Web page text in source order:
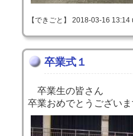
【できごと】 2018-03-16
卒業式１
卒業生の皆さん
卒業おめでとうござい